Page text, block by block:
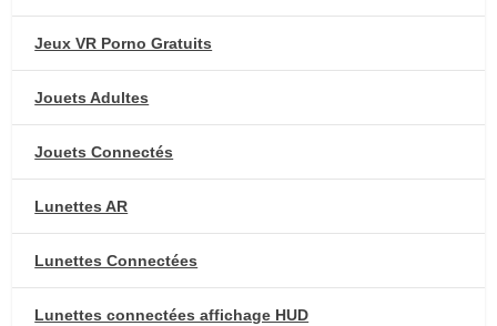
Jeux VR Porno Gratuits
Jouets Adultes
Jouets Connectés
Lunettes AR
Lunettes Connectées
Lunettes connectées affichage HUD